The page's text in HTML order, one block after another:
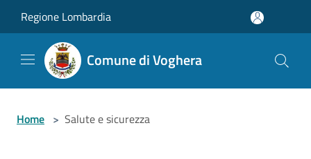
Regione Lombardia
Comune di Voghera
Home > Salute e sicurezza